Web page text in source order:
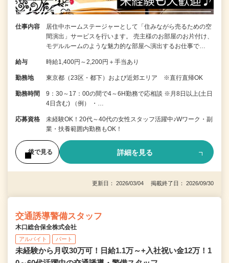
仕事内容
居住中ホームステージャーとして「住みながら売るための空
間演出」サービスを行います。 売主様のお部屋のお片付け、
モデルルームのような魅力的な部屋へ演出するお仕事で…
給与 時給1,400円～2,200円＋手当あり
勤務地 東京都（23区・都下）および近郊エリア ※直行直帰OK
勤務時間
9：30～17：00の間で4～6H勤務で応相談 ※月8日以上(土日
4日含む) （例） ・…
応募資格
未経験OK！20代～40代の女性スタッフ活躍中♪Wワーク・副
業・扶養範囲内勤務もOK！
後で見る 詳細を見る
更新日： 2026/03/04 掲載終了日： 2026/09/30
交通誘導警備スタッフ
木口総合保全株式会社
アルバイト パート
未経験から月収30万可！日給1.1万～+入社祝い金12万！1